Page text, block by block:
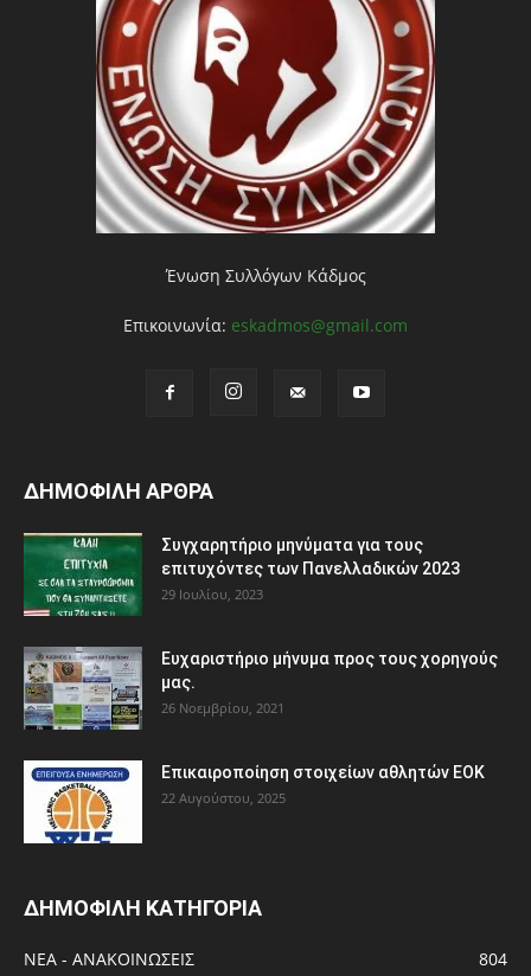
Ένωση Συλλόγων Κάδμος
Επικοινωνία: eskadmos@gmail.com
ΔΗΜΟΦΙΛΗ ΑΡΘΡΑ
Συγχαρητήριο μηνύματα για τους
επιτυχόντες των Πανελλαδικών 2023
29 Ιουλίου, 2023
Ευχαριστήριο μήνυμα προς τους χορηγούς
μας.
26 Νοεμβρίου, 2021
Eπικαιροποίηση στοιχείων αθλητών ΕΟΚ
22 Αυγούστου, 2025
ΔΗΜΟΦΙΛΗ ΚΑΤΗΓΟΡΙΑ
ΝΕΑ - ΑΝΑΚΟΙΝΩΣΕΙΣ 804